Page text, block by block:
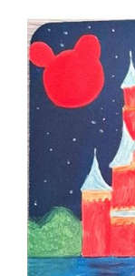
Επικοινωνία
Εισφορές